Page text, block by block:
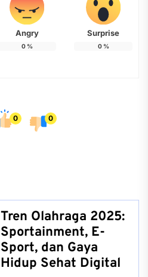
Angry
0%
Surprise
0%
0 0
Tren Olahraga 2025:
Sportainment, E-
Sport, dan Gaya
Hidup Sehat Digital